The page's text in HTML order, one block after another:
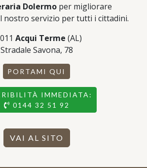
Dolermoper migliorare
nostro servizio per tutti i cittadini.
Acqui Terme (AL)
Stradale Savona, 78
PORTAMI QUI
IMMEDIATA:
0144 32 51 92
VAI AL SITO